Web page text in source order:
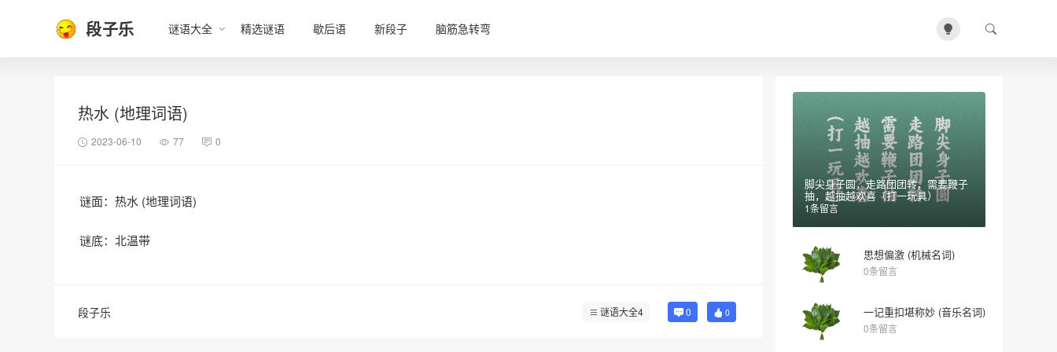
段子乐 谜语大全 精选谜语 歇后语 新段子 脑筋急转弯
热水 (地理词语)
2023-06-10 77 0
谜面：热水 (地理词语)
谜底：北温带
段子乐 谜语大全4 0 0
脚尖身子圆，走路团团转，需要鞭子
抽，越抽越欢喜（打一玩具）
1条留言
思想偏激 (机械名词)
0条留言
一记重扣堪称妙 (音乐名词)
0条留言